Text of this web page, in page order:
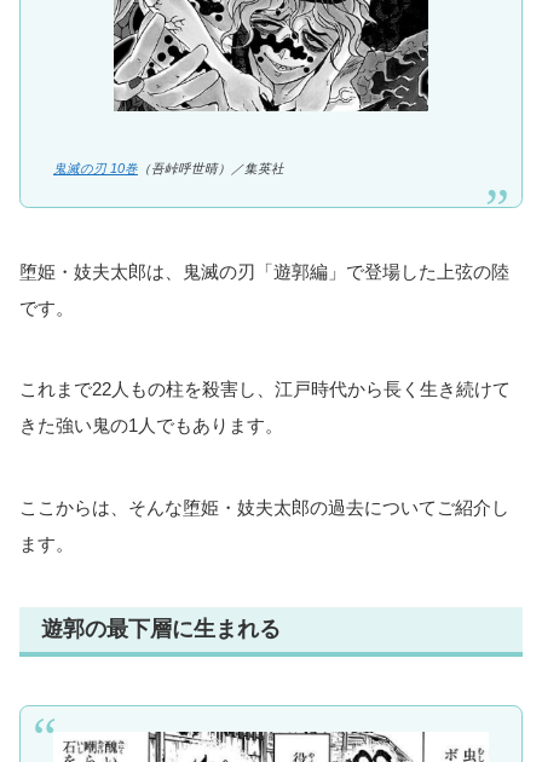
鬼滅の刃 10巻 （吾峠呼世晴）／集英社
堕姫・妓夫太郎は、鬼滅の刃「遊郭編」で登場した上弦の陸
です。
これまで22人もの柱を殺害し、江戸時代から長く生き続けて
きた強い鬼の1人でもあります。
ここからは、そんな堕姫・妓夫太郎の過去についてご紹介し
ます。
遊郭の最下層に生まれる